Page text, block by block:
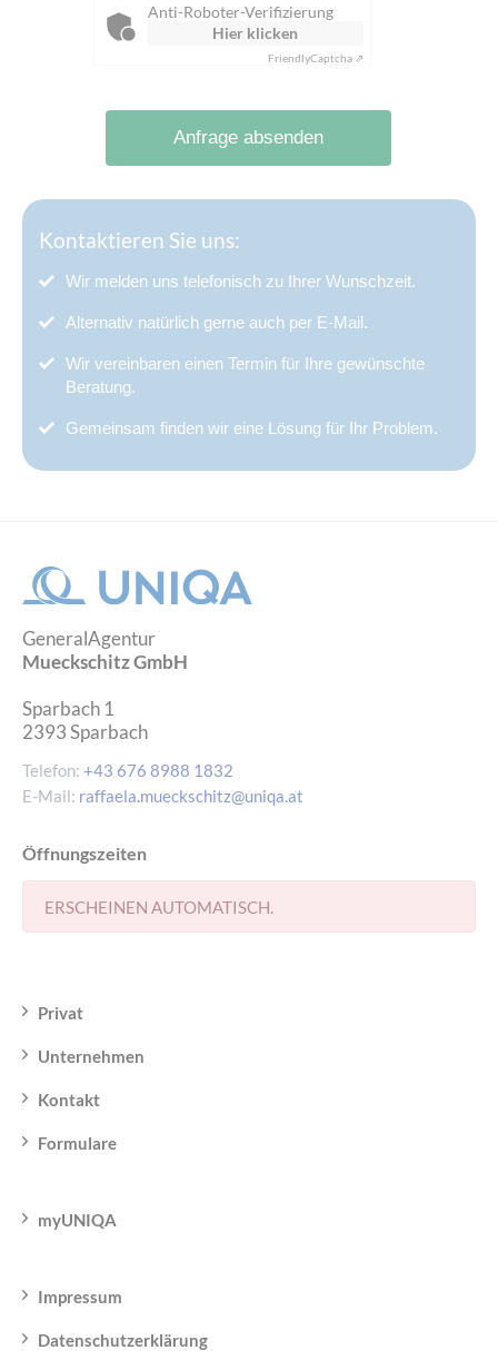
Anti-Roboter-Verifizierung
Hier klicken
FriendlyCaptcha ⇗
Anfrage absenden
Kontaktieren Sie uns:
Wir melden uns telefonisch zu Ihrer Wunschzeit.
Alternativ natürlich gerne auch per E-Mail.
Wir vereinbaren einen Termin für Ihre gewünschte
Beratung.
Gemeinsam finden wir eine Lösung für Ihr Problem.
GeneralAgentur
Mueckschitz GmbH
Sparbach 1
2393Sparbach
Telefon: +43 676 8988 1832
E-Mail: raffaela.mueckschitz@uniqa.at
Öffnungszeiten
ERSCHEINEN AUTOMATISCH.
Privat
Unternehmen
Kontakt
Formulare
myUNIQA
Impressum
Datenschutzerklärung